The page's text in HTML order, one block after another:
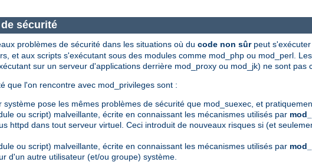
sécurité
problèmes de sécurité dans les situations où du code non sûrpeut s'exécuter
et aux scripts s'exécutant sous des modules comme mod_php ou mod_perl.
sur un serveur d'applications derrière mod_proxy ou mod_jk) ne sont pas
que l'on rencontre avec mod_privileges sont :
système pose les mêmes problèmes de sécurité que mod_suexec, et
ou script) malveillante, écrite en connaissant les mécanismes utilisés par
httpd dans tout serveur virtuel. Ceci introduit de nouveaux risques si (et
ou script) malveillante, écrite en connaissant les mécanismes utilisés par
d'un autre utilisateur (et/ou groupe) système.